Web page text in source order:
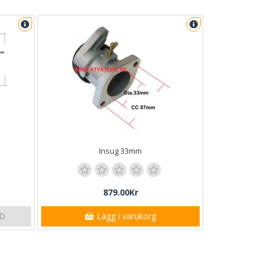
Insug 33mm
879.00Kr
Lägg i varukorg